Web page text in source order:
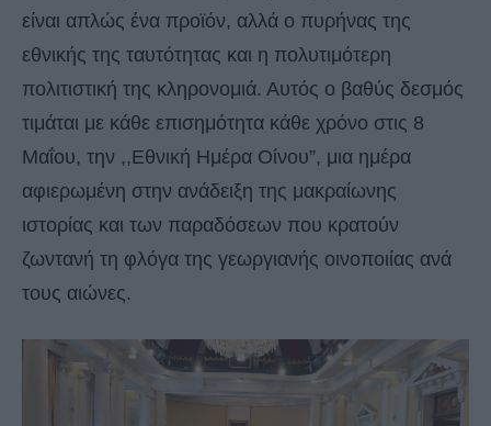
είναι απλώς ένα προϊόν, αλλά ο πυρήνας της
εθνικής της ταυτότητας και η πολυτιμότερη
πολιτιστική της κληρονομιά. Αυτός ο βαθύς δεσμός
τιμάται με κάθε επισημότητα κάθε χρόνο στις 8
Μαΐου, την ,,Εθνική Ημέρα Οίνου”, μια ημέρα
αφιερωμένη στην ανάδειξη της μακραίωνης
ιστορίας και των παραδόσεων που κρατούν
ζωντανή τη φλόγα της γεωργιανής οινοποιίας ανά
τους αιώνες.